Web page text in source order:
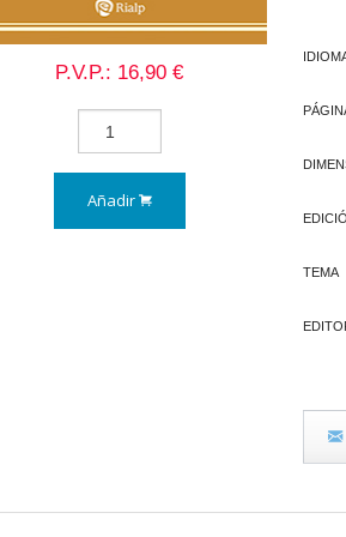
P.V.P.: 16,90 €
Añadir
TEMA